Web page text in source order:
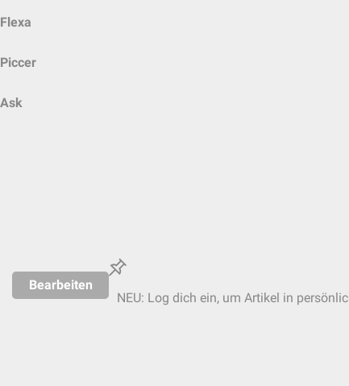
Flexa
Piccer
Ask
Bearbeiten
NEU: Log dich ein, um Artikel in